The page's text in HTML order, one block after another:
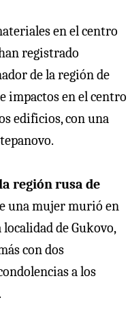
en el centro
registrado
de la región de
impactos en el centro
edificios, con una
región rusa de
una mujer murió en
de Gukovo,
con dos
a los